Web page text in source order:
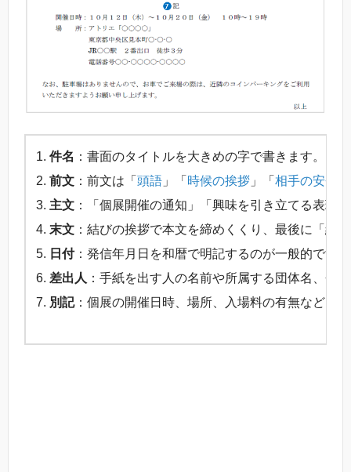
件名 ：書面のタイトルを大きめの字で書きます。「
前文 ：前文は「 頭語 」「 時候の挨拶 」「 相手の安否
主文 ：「個展開催の通知」「興味を引き立てる表現
末文 ：結びの挨拶で本文を締めくくり、最後に「結
日付：発信年月日を和暦で明記するのが一般的です
差出人 ：手紙を出す人の名前や所属する団体名、会
別記：個展の開催日時、場所、入場料の有無などを